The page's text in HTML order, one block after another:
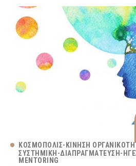
ΚΟΣΜΟΠΟΛΙΣ-ΚΊΝΗΣΗ
ΣΥΣΤΗΜΙΚΉ-ΔΙΑΠΡΑΓΜΆΤΕΥΣΗ-
MENTORING